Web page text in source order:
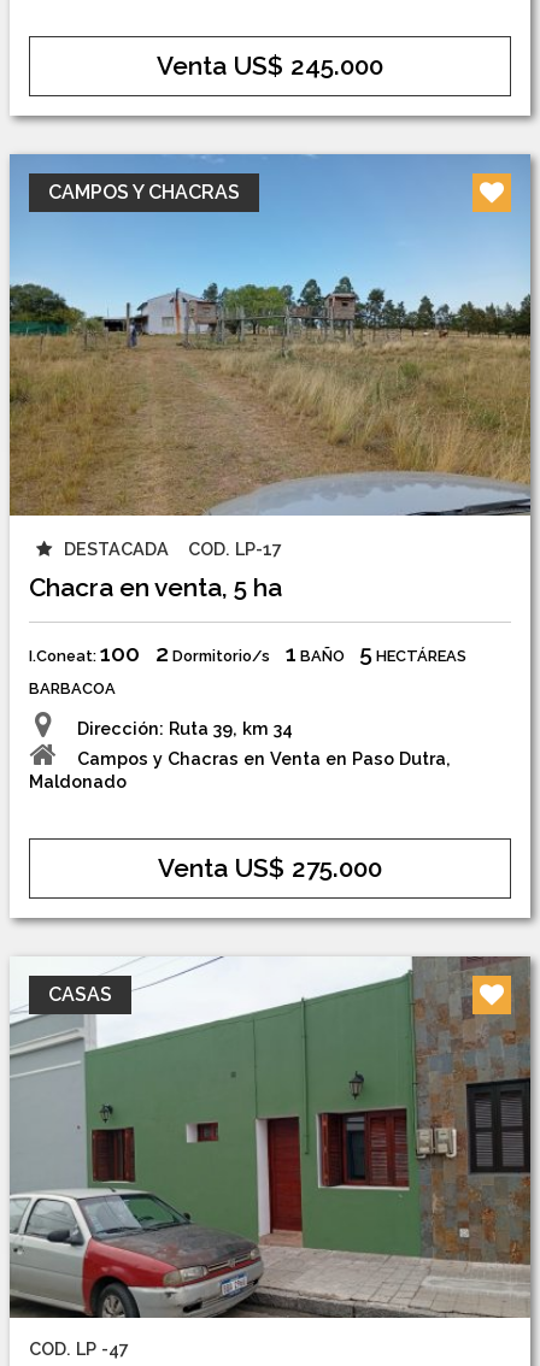
Venta US$ 245.000
CAMPOS Y CHACRAS
DESTACADA COD. LP-17
Chacra en venta, 5 ha
I.Coneat: 100 2 Dormitorio/s 1 BAÑO 5 HECTÁREAS
BARBACOA
Dirección: Ruta 39, km 34
Campos y Chacras en Venta en Paso Dutra,
Maldonado
Venta US$ 275.000
CASAS
COD. LP -47